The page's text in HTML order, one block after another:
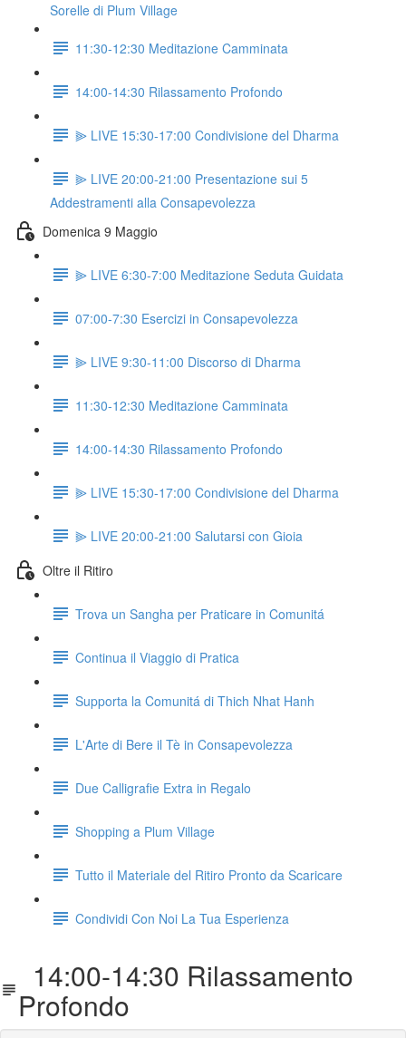
Sorelle di Plum Village
11:30-12:30 Meditazione Camminata
14:00-14:30 Rilassamento Profondo
⫸ LIVE 15:30-17:00 Condivisione del Dharma
⫸ LIVE 20:00-21:00 Presentazione sui 5
Addestramenti alla Consapevolezza
Domenica 9 Maggio
⫸ LIVE 6:30-7:00 Meditazione Seduta Guidata
07:00-7:30 Esercizi in Consapevolezza
⫸ LIVE 9:30-11:00 Discorso di Dharma
11:30-12:30 Meditazione Camminata
14:00-14:30 Rilassamento Profondo
⫸ LIVE 15:30-17:00 Condivisione del Dharma
⫸ LIVE 20:00-21:00 Salutarsi con Gioia
Oltre il Ritiro
Trova un Sangha per Praticare in Comunitá
Continua il Viaggio di Pratica
Supporta la Comunitá di Thich Nhat Hanh
L'Arte di Bere il Tè in Consapevolezza
Due Calligrafie Extra in Regalo
Shopping a Plum Village
Tutto il Materiale del Ritiro Pronto da Scaricare
Condividi Con Noi La Tua Esperienza
14:00-14:30 Rilassamento
Profondo